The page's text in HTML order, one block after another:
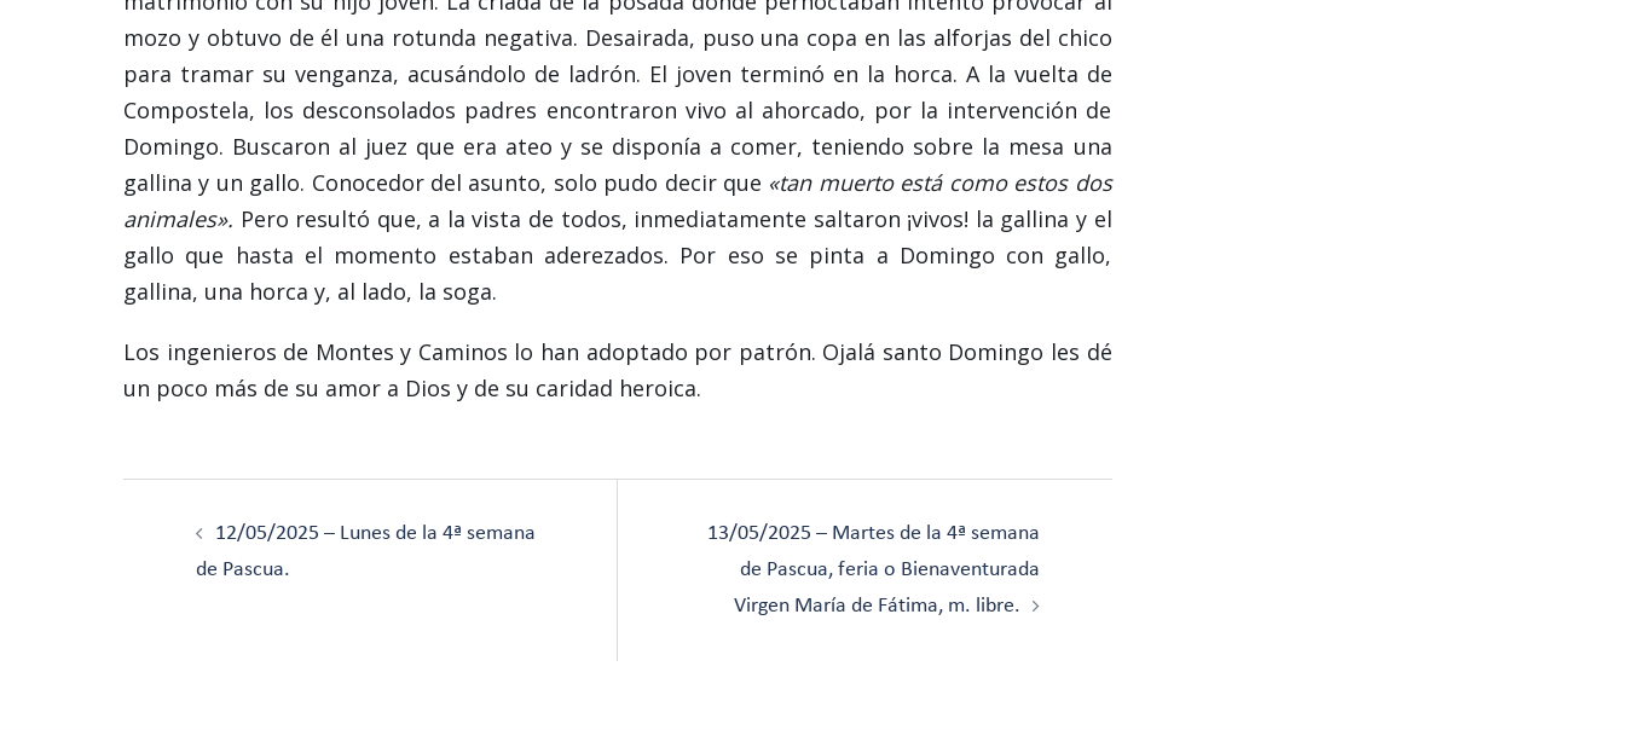
mozo y obtuvo de él una rotunda negativa. Desairada, puso una copa en las alforjas del chico
para tramar su venganza, acusándolo de ladrón. El joven terminó en la horca. A la vuelta de
Compostela, los desconsolados padres encontraron vivo al ahorcado, por la intervención de
Domingo. Buscaron al juez que era ateo y se disponía a comer, teniendo sobre la mesa una
gallina y un gallo. Conocedor del asunto, solo pudo decir que «tan muerto está como estos dos
animales». Pero resultó que, a la vista de todos, inmediatamente saltaron ¡vivos! la gallina y el
gallo que hasta el momento estaban aderezados. Por eso se pinta a Domingo con gallo,
gallina, una horca y, al lado, la soga.
Los ingenieros de Montes y Caminos lo han adoptado por patrón. Ojalá santo Domingo les dé
un poco más de su amor a Dios y de su caridad heroica.
entradas
12/05/2025 – Lunes de la 4ª semana
de Pascua.
13/05/2025 – Martes de la 4ª semana
de Pascua, feria o Bienaventurada
Virgen María de Fátima, m. libre.